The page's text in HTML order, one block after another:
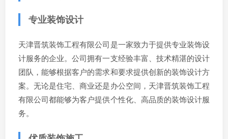
专业装饰设计
天津晋筑装饰工程有限公司是一家致力于提供专业装饰设
计服务的企业。公司拥有一支经验丰富、技术精湛的设计
团队，能够根据客户的需求和要求提供创新的装饰设计方
案。无论是住宅、商业还是办公空间，天津晋筑装饰工程
有限公司都能够为客户提供个性化、高品质的装饰设计服
务。